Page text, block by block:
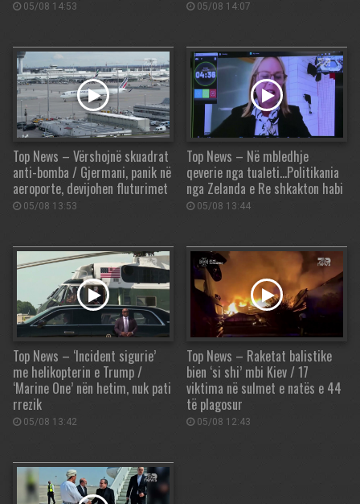
05/08 14:53 05/08 14:07
Top News – Vërshojnë skuadrat
anti-bomba / Gjermani, panik në
aeroporte, devijohen fluturimet
05/08 13:53
Top News – Në mbledhje
qeverie nga tualeti…Politikania
nga Zelanda e Re shkakton habi
05/08 13:44
Top News – ‘Incident sigurie’
me helikopterin e Trump /
‘Marine One’ nën hetim, nuk pati
rrezik
05/08 13:42
Top News – Raketat balistike
bien ‘si shi’ mbi Kiev / 17
viktima në sulmet e natës e 44
të plagosur
05/08 12:43